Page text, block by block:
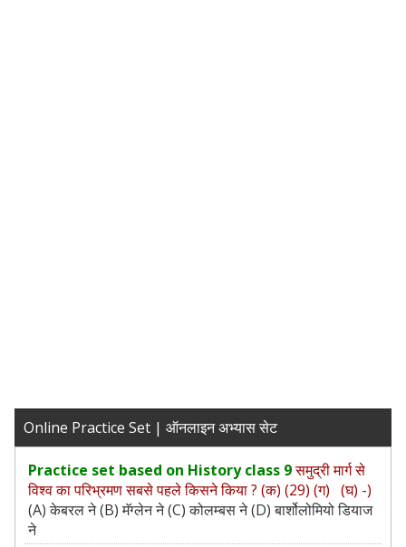
Online Practice Set | ऑनलाइन अभ्यास सेट
Practice set based on History class 9समुद्री मार्ग से
विश्व का परिभ्रमण सबसे पहले किसने किया ? (क) (29) (ग) (घ) -)
(A) केबरल ने (B) मॅग्लेन ने (C) कोलम्बस ने (D) बार्शोलोमियो डियाज
ने